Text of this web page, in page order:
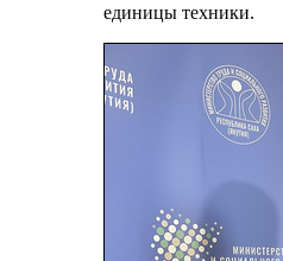
единицы техники.